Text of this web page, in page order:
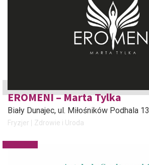
EROMENI – Marta Tylka
Biały Dunajec, ul. Miłośników Podhala 13
Fryzjer Zdrowie i Uroda